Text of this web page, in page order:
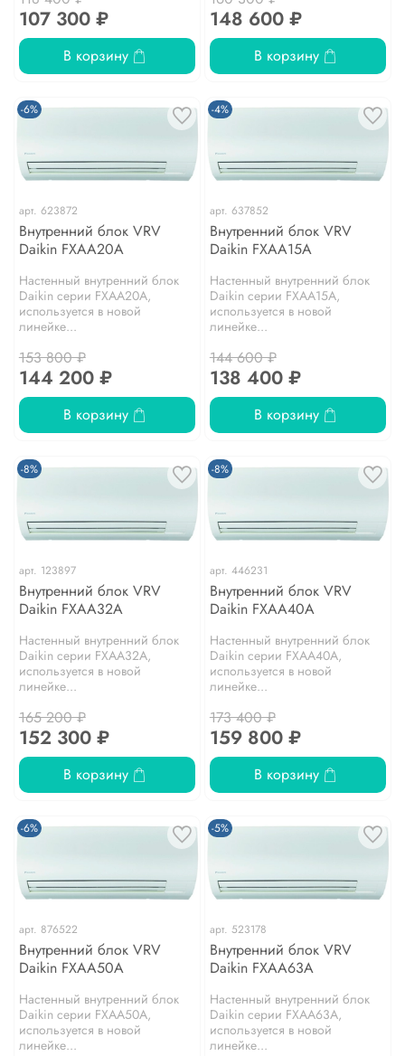
107 300 ₽
В корзину
148 600 ₽
В корзину
-6%
арт. 623872
Внутренний блок VRV
Daikin FXAA20A
Настенный внутренний блок
Daikin серии FXAA20A,
используется в новой
линейке...
153 800 ₽
144 200 ₽
В корзину
-4%
арт. 637852
Внутренний блок VRV
Daikin FXAA15A
Настенный внутренний блок
Daikin серии FXAA15A,
используется в новой
линейке...
144 600 ₽
138 400 ₽
В корзину
-8%
арт. 123897
Внутренний блок VRV
Daikin FXAA32A
Настенный внутренний блок
Daikin серии FXAA32A,
используется в новой
линейке...
165 200 ₽
152 300 ₽
В корзину
-8%
арт. 446231
Внутренний блок VRV
Daikin FXAA40A
Настенный внутренний блок
Daikin серии FXAA40A,
используется в новой
линейке...
173 400 ₽
159 800 ₽
В корзину
-6%
арт. 876522
Внутренний блок VRV
Daikin FXAA50A
Настенный внутренний блок
Daikin серии FXAA50A,
используется в новой
линейке...
-5%
арт. 523178
Внутренний блок VRV
Daikin FXAA63A
Настенный внутренний блок
Daikin серии FXAA63A,
используется в новой
линейке...